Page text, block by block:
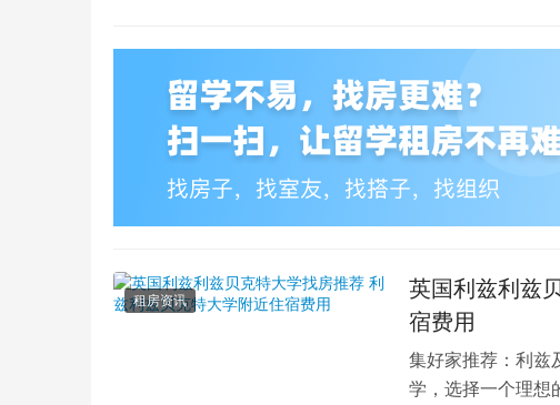
租房资讯
英国利兹利兹
宿费用
集好家推荐：利兹
学，选择一个理想